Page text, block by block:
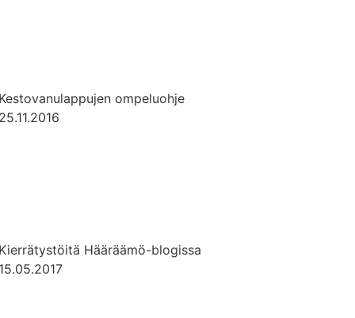
ompeluohje
Hääräämö-blogissa